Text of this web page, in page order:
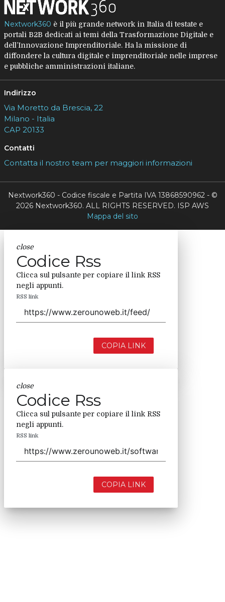
Nextwork360 è il più grande network in Italia di testate e
portali B2B dedicati ai temi della Trasformazione Digitale e
dell’Innovazione Imprenditoriale. Ha la missione di
diffondere la cultura digitale e imprenditoriale nelle imprese
e pubbliche amministrazioni italiane.
Indirizzo
Via Moretto da Brescia, 22
Milano - Italia
CAP 20133
Contatti
Contatta il nostro team per maggiori informazioni
Nextwork360 - Codice fiscale e Partita IVA 13868590962 - ©
2026 Nextwork360. ALL RIGHTS RESERVED. ISP AWS
Mappa del sito
close
Codice Rss
Clicca sul pulsante per copiare il link RSS
negli appunti.
RSS link
COPIA LINK
close
Codice Rss
Clicca sul pulsante per copiare il link RSS
negli appunti.
RSS link
COPIA LINK